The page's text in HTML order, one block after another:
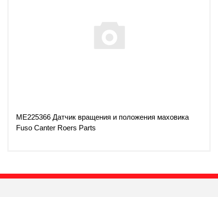
ME225366 Датчик вращения и положения маховика
Fuso Canter Roers Parts